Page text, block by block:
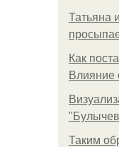
Татьяна
Как
Влияние
Таким